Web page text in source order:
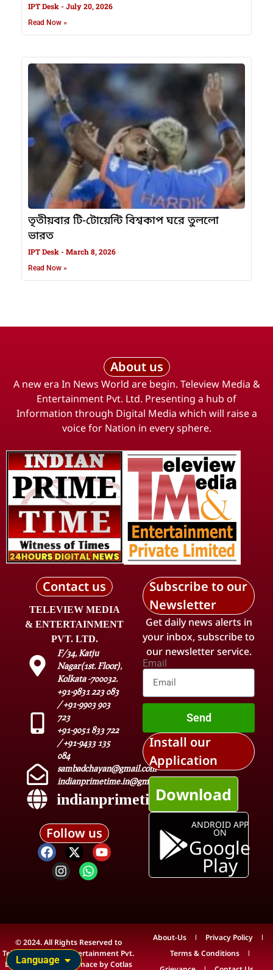
IPT Desk July 20, 2026
Read Now »
তৃতীয়বার টি-টোয়েন্টি বিশ্বকাপ ঘরে তুললো
ভারত
IPT Desk March 8, 2026
Read Now »
Language
About us
A new era In News World are begin. Teleview Media &
Entertainment Pvt. Ltd. Presenting a hub of
Information through Digital Media which will raise a
voice for Nation in every sphere.
Contact us
TELEVIEW MEDIA
& ENTERTAINMENT
PVT. LTD.
F/34, Katju
Nagar(1st. Floor),
Kolkata -700032.
+91-9831 223 083
/ +91-9903 903
723
+91-9051 833 722
/ +91-9433 135
084
sambadchayan@gmail.com
indianprimetime.in@gmail.com
indianprimetime.in
Follow us
Subscribe to our
Newsletter
Get daily news alerts in
your inbox, subscribe to
our newsletter service.
Email
Send
Install our
Application
Download
ANDROID APP
ON
Google
Play
© 2024. All Rights Reserved to
Teleview Media & Entertainment Pvt.
Ltd. Technical Maintenace byCotlas
About-Us
Privacy Policy
Terms & Conditions